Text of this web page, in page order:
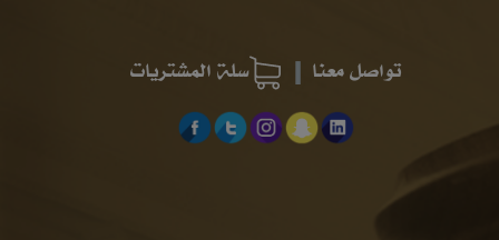
تواصل معنا سلة المشتريات